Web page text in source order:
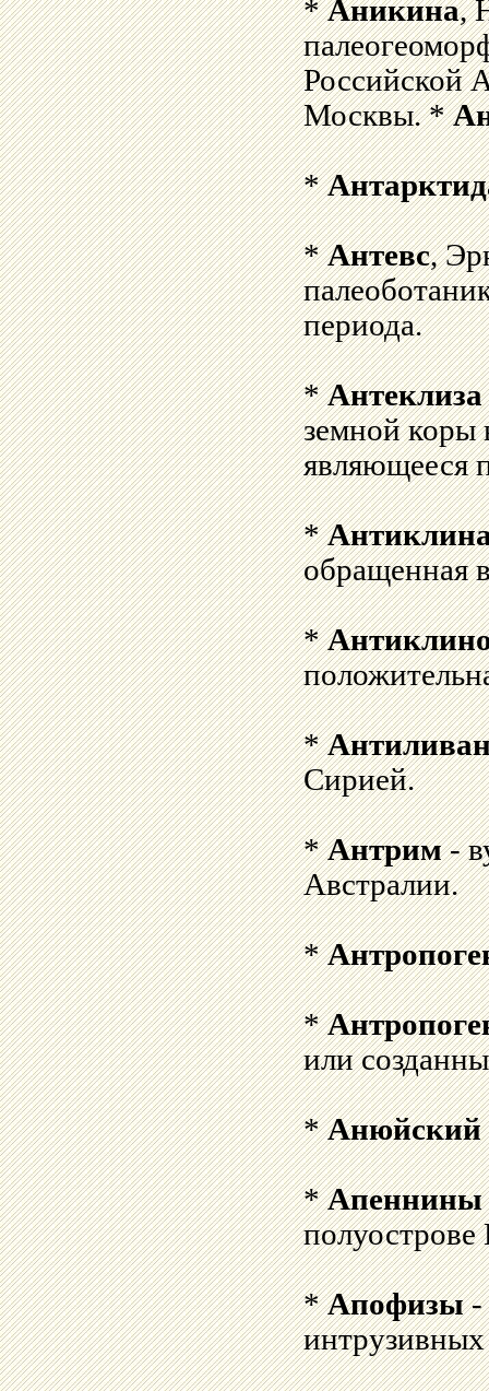
*Аникина,
Российской
Москвы. *
*
*Антевс,
периода.
*Антеклиза
земной коры
являющееся
*
обращенная
*
*
Сирией.
*Антрим-
Австралии.
*
*
или
*Анюйский
*Апеннины
*Апофизы-
интрузивных